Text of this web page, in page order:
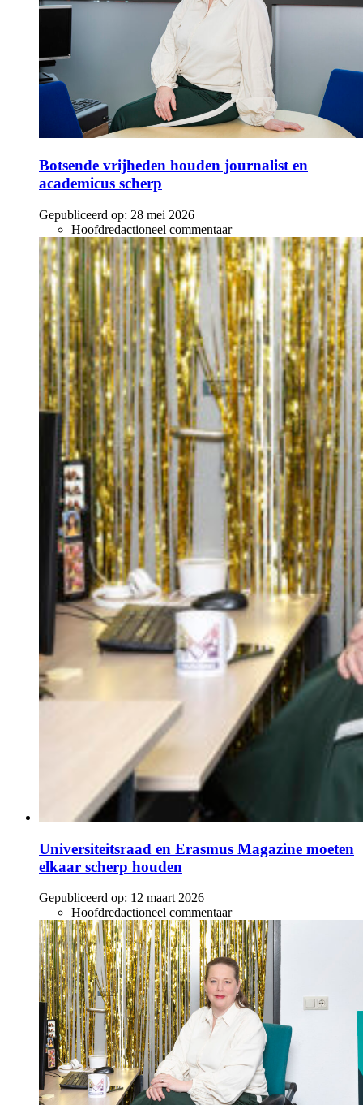
Botsende vrijheden houden journalist en
academicus scherp
Gepubliceerd op: 28 mei 2026
Hoofdredactioneel commentaar
Universiteitsraad en Erasmus Magazine moeten
elkaar scherp houden
Gepubliceerd op: 12 maart 2026
Hoofdredactioneel commentaar